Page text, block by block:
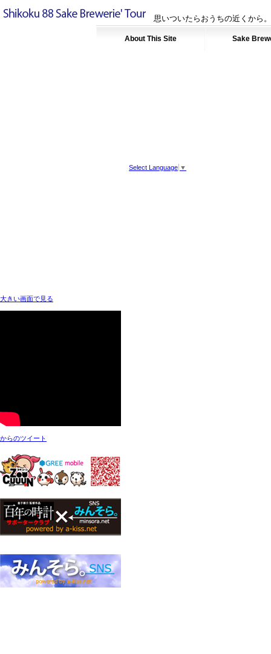
思いついたらおうちの近くから
About This Site Sake
Select Language ▼
大きい画面で見る
からのツイート